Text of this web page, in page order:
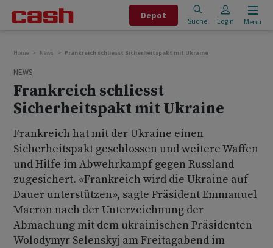
Depot
Suche Login Menu
Home News Frankreich schliesst Sicherheitspakt mit Ukraine
NEWS
Frankreich schliesst
Sicherheitspakt mit Ukraine
Frankreich hat mit der Ukraine einen
Sicherheitspakt geschlossen und weitere Waffen
und Hilfe im Abwehrkampf gegen Russland
zugesichert. «Frankreich wird die Ukraine auf
Dauer unterstützen», sagte Präsident Emmanuel
Macron nach der Unterzeichnung der
Abmachung mit dem ukrainischen Präsidenten
Wolodymyr Selenskyj am Freitagabend im